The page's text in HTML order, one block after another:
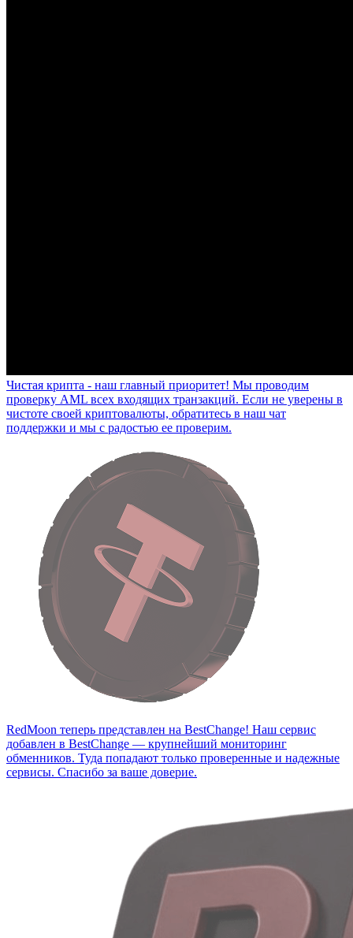
Чистая крипта - наш главный приоритет! Мы проводим
проверку AML всех входящих транзакций. Если не уверены в
чистоте своей криптовалюты, обратитесь в наш чат
поддержки и мы с радостью ее проверим.
RedMoon теперь представлен на BestChange! Наш сервис
добавлен в BestChange — крупнейший мониторинг
обменников. Туда попадают только проверенные и надежные
сервисы. Спасибо за ваше доверие.